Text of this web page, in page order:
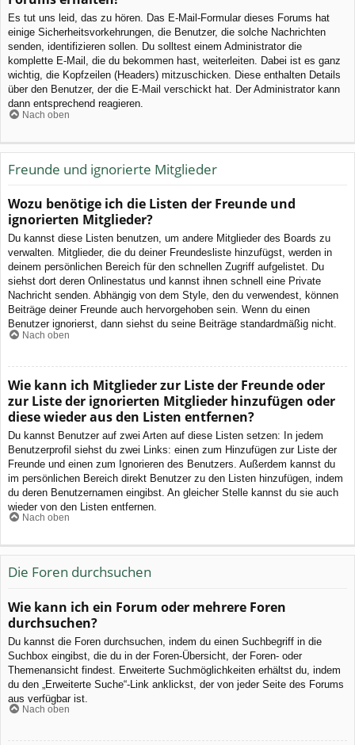
Es tut uns leid, das zu hören. Das E-Mail-Formular dieses Forums hat
einige Sicherheitsvorkehrungen, die Benutzer, die solche Nachrichten
senden, identifizieren sollen. Du solltest einem Administrator die
komplette E-Mail, die du bekommen hast, weiterleiten. Dabei ist es ganz
wichtig, die Kopfzeilen (Headers) mitzuschicken. Diese enthalten Details
über den Benutzer, der die E-Mail verschickt hat. Der Administrator kann
dann entsprechend reagieren.
Nach oben
Freunde und ignorierte Mitglieder
Wozu benötige ich die Listen der Freunde und
ignorierten Mitglieder?
Du kannst diese Listen benutzen, um andere Mitglieder des Boards zu
verwalten. Mitglieder, die du deiner Freundesliste hinzufügst, werden in
deinem persönlichen Bereich für den schnellen Zugriff aufgelistet. Du
siehst dort deren Onlinestatus und kannst ihnen schnell eine Private
Nachricht senden. Abhängig von dem Style, den du verwendest, können
Beiträge deiner Freunde auch hervorgehoben sein. Wenn du einen
Benutzer ignorierst, dann siehst du seine Beiträge standardmäßig nicht.
Nach oben
Wie kann ich Mitglieder zur Liste der Freunde oder
zur Liste der ignorierten Mitglieder hinzufügen oder
diese wieder aus den Listen entfernen?
Du kannst Benutzer auf zwei Arten auf diese Listen setzen: In jedem
Benutzerprofil siehst du zwei Links: einen zum Hinzufügen zur Liste der
Freunde und einen zum Ignorieren des Benutzers. Außerdem kannst du
im persönlichen Bereich direkt Benutzer zu den Listen hinzufügen, indem
du deren Benutzernamen eingibst. An gleicher Stelle kannst du sie auch
wieder von den Listen entfernen.
Nach oben
Die Foren durchsuchen
Wie kann ich ein Forum oder mehrere Foren
durchsuchen?
Du kannst die Foren durchsuchen, indem du einen Suchbegriff in die
Suchbox eingibst, die du in der Foren-Übersicht, der Foren- oder
Themenansicht findest. Erweiterte Suchmöglichkeiten erhältst du, indem
du den „Erweiterte Suche“-Link anklickst, der von jeder Seite des Forums
aus verfügbar ist.
Nach oben